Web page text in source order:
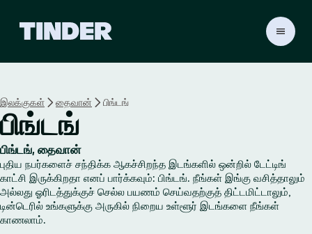
ம்
இலக்குகள் தைவான் பிங்டங்
பிங்டங்
பிங்டங், தைவான்
புதிய நபர்களைச் சந்திக்க ஆகச்சிறந்த இடங்களில் ஒன்றில் டேட்டிங்
காட்சி இருக்கிறதா எனப் பார்க்கவும்: பிங்டங். நீங்கள் இங்கு வசித்தாலும்
அல்லது ஓரிடத்துக்குச் செல்ல பயணம் செய்வதற்குத் திட்டமிட்டாலும்,
டின்டெரில் உங்களுக்கு அருகில் நிறைய உள்ளூர் இடங்களை நீங்கள்
காணலாம்.